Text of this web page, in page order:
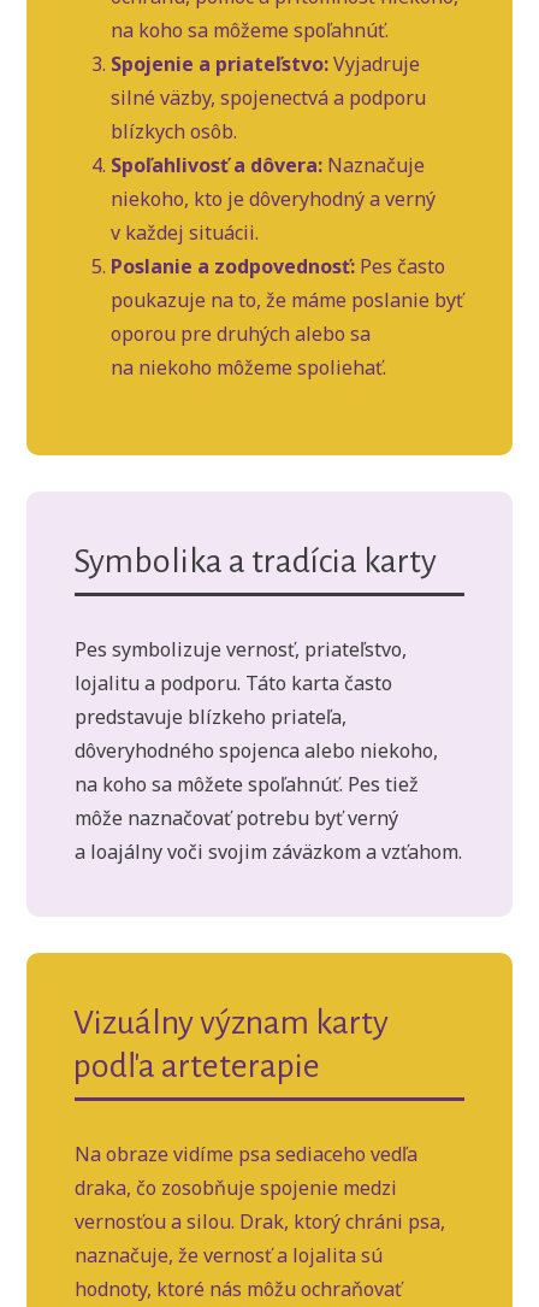
na koho sa môžeme spoľahnúť.
Spojenie a priateľstvo:Vyjadruje
silné väzby, spojenectvá a podporu
blízkych osôb.
Spoľahlivosť a dôvera: Naznačuje
niekoho, kto je dôveryhodný a verný
v každej situácii.
Poslanie a zodpovednosť: Pes často
poukazuje na to, že máme poslanie byť
oporou pre druhých alebo sa
na niekoho môžeme spoliehať.
Symbolika a tradícia karty
Pes symbolizuje vernosť, priateľstvo,
lojalitu a podporu. Táto karta často
predstavuje blízkeho priateľa,
dôveryhodného spojenca alebo niekoho,
na koho sa môžete spoľahnúť. Pes tiež
môže naznačovať potrebu byť verný
a loajálny voči svojim záväzkom a vzťahom.
Vizuálny význam karty
podľa arteterapie
Na obraze vidíme psa sediaceho vedľa
draka, čo zosobňuje spojenie medzi
vernosťou a silou. Drak, ktorý chráni psa,
naznačuje, že vernosť a lojalita sú
hodnoty, ktoré nás môžu ochraňovať